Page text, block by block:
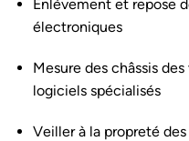
Enlèvement et repose
électroniques
Mesure des châssis
logiciels spécialisés
Veiller à la propreté